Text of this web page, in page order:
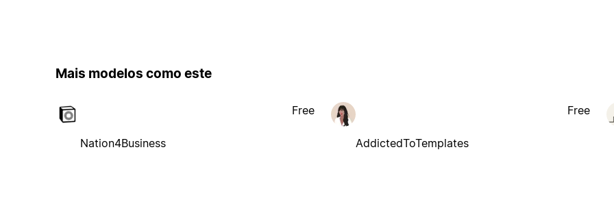
Mais modelos como este
Nation4Business
Free
AddictedToTemplates
Free